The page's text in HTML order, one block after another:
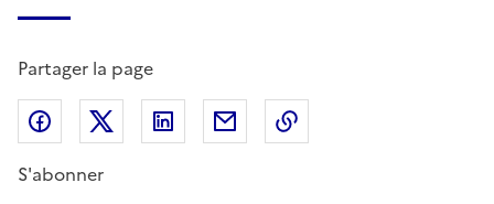
Partager la page
Partager sur Facebook
Partager sur X (anciennement Twitter)
Partager sur LinkedIn
Partager par email
S'abonner